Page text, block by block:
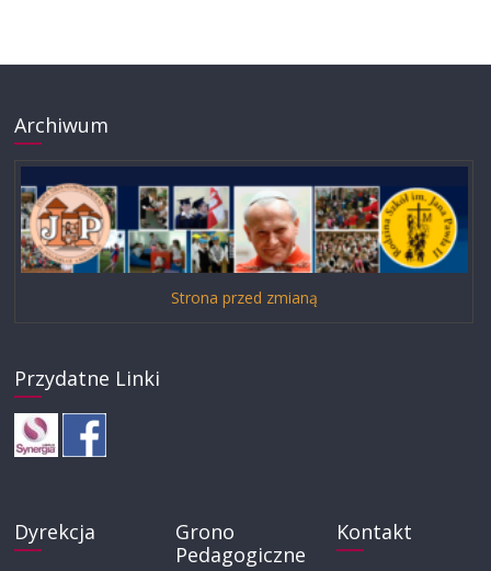
Archiwum
Strona przed zmianą
Przydatne Linki
Dyrekcja
Grono
Pedagogiczne
Kontakt